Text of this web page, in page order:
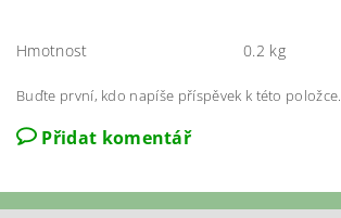
Hmotnost 0.2 kg
Buďte první, kdo napíše příspěvek k této položce.
Přidat komentář